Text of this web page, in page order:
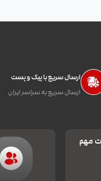
ارسال سریع با پیک و پست
ارسال سریع به سراسر ایران
مهم